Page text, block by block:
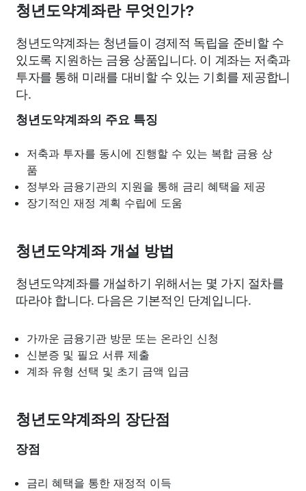
청년도약계좌란 무엇인가?
청년도약계좌는 청년들이 경제적 독립을 준비할 수
있도록 지원하는 금융 상품입니다. 이 계좌는 저축과
투자를 통해 미래를 대비할 수 있는 기회를 제공합니
다.
청년도약계좌의 주요 특징
저축과 투자를 동시에 진행할 수 있는 복합 금융 상
품
정부와 금융기관의 지원을 통해 금리 혜택을 제공
장기적인 재정 계획 수립에 도움
청년도약계좌 개설 방법
청년도약계좌를 개설하기 위해서는 몇 가지 절차를
따라야 합니다. 다음은 기본적인 단계입니다.
가까운 금융기관 방문 또는 온라인 신청
신분증 및 필요 서류 제출
계좌 유형 선택 및 초기 금액 입금
청년도약계좌의 장단점
장점
금리 혜택을 통한 재정적 이득